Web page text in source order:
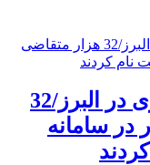
کاهش نرخ بیکاری در البرز/32
در سامانه